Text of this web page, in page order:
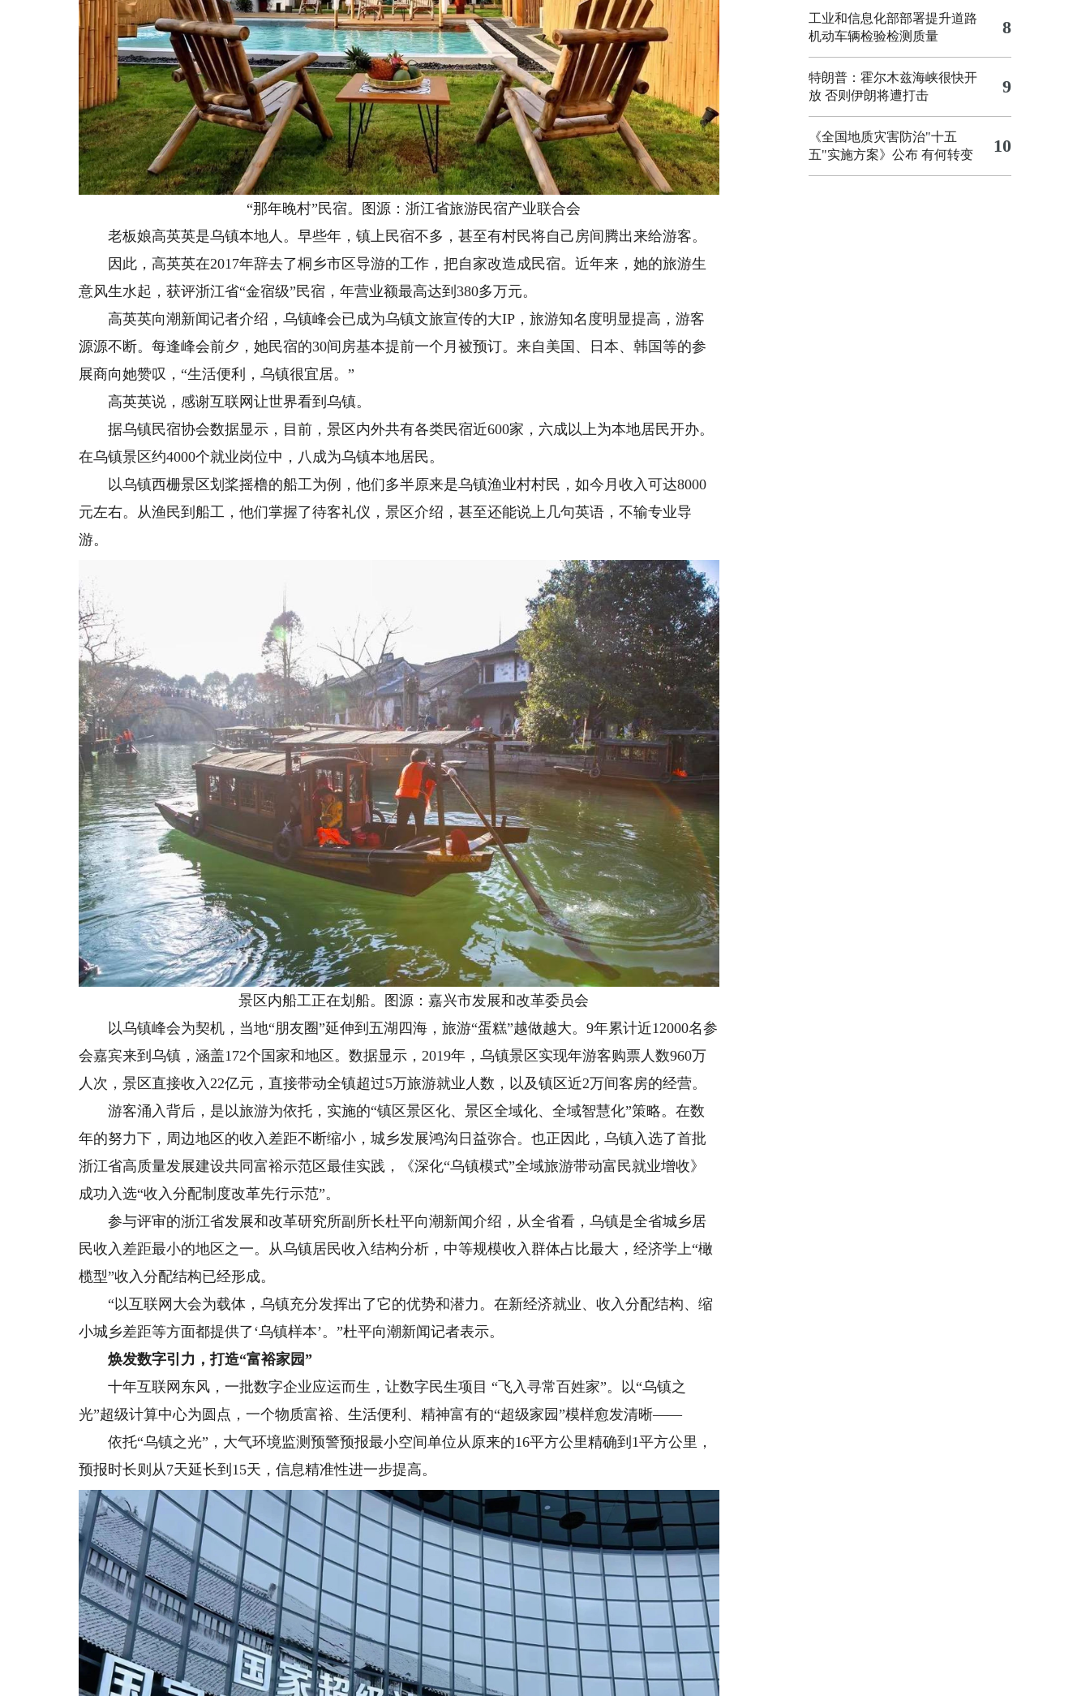
“那年晚村”民宿。图源：浙江省旅游民宿产业联合会
老板娘高英英是乌镇本地人。早些年，镇上民宿不多，甚至有村民将自己房间腾出来给游客。
因此，高英英在2017年辞去了桐乡市区导游的工作，把自家改造成民宿。近年来，她的旅游生
意风生水起，获评浙江省“金宿级”民宿，年营业额最高达到380多万元。
高英英向潮新闻记者介绍，乌镇峰会已成为乌镇文旅宣传的大IP，旅游知名度明显提高，游客
源源不断。每逢峰会前夕，她民宿的30间房基本提前一个月被预订。来自美国、日本、韩国等的参
展商向她赞叹，“生活便利，乌镇很宜居。”
高英英说，感谢互联网让世界看到乌镇。
据乌镇民宿协会数据显示，目前，景区内外共有各类民宿近600家，六成以上为本地居民开办。
在乌镇景区约4000个就业岗位中，八成为乌镇本地居民。
以乌镇西栅景区划桨摇橹的船工为例，他们多半原来是乌镇渔业村村民，如今月收入可达8000
元左右。从渔民到船工，他们掌握了待客礼仪，景区介绍，甚至还能说上几句英语，不输专业导
游。
景区内船工正在划船。图源：嘉兴市发展和改革委员会
以乌镇峰会为契机，当地“朋友圈”延伸到五湖四海，旅游“蛋糕”越做越大。9年累计近12000名参
会嘉宾来到乌镇，涵盖172个国家和地区。数据显示，2019年，乌镇景区实现年游客购票人数960万
人次，景区直接收入22亿元，直接带动全镇超过5万旅游就业人数，以及镇区近2万间客房的经营。
游客涌入背后，是以旅游为依托，实施的“镇区景区化、景区全域化、全域智慧化”策略。在数
年的努力下，周边地区的收入差距不断缩小，城乡发展鸿沟日益弥合。也正因此，乌镇入选了首批
浙江省高质量发展建设共同富裕示范区最佳实践，《深化“乌镇模式”全域旅游带动富民就业增收》
成功入选“收入分配制度改革先行示范”。
参与评审的浙江省发展和改革研究所副所长杜平向潮新闻介绍，从全省看，乌镇是全省城乡居
民收入差距最小的地区之一。从乌镇居民收入结构分析，中等规模收入群体占比最大，经济学上“橄
榄型”收入分配结构已经形成。
“以互联网大会为载体，乌镇充分发挥出了它的优势和潜力。在新经济就业、收入分配结构、缩
小城乡差距等方面都提供了‘乌镇样本’。”杜平向潮新闻记者表示。
焕发数字引力，打造“富裕家园”
十年互联网东风，一批数字企业应运而生，让数字民生项目 “飞入寻常百姓家”。以“乌镇之
光”超级计算中心为圆点，一个物质富裕、生活便利、精神富有的“超级家园”模样愈发清晰——
依托“乌镇之光”，大气环境监测预警预报最小空间单位从原来的16平方公里精确到1平方公里，
预报时长则从7天延长到15天，信息精准性进一步提高。
工业和信息化部部署提升道路
机动车辆检验检测质量
8
特朗普：霍尔木兹海峡很快开
放 否则伊朗将遭打击
9
《全国地质灾害防治"十五
五"实施方案》公布 有何转变
10